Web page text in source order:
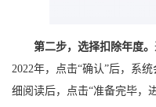
第二步，选择扣除年度。
2022年，点击“确认”后，系
细阅读后，点击“准备完毕，